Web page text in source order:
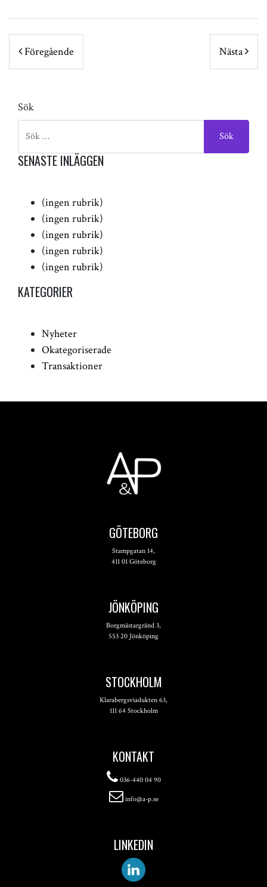
POST NAVIGATION
Föregående Nästa
Sök
SENASTE INLÄGGEN
(ingen rubrik)
(ingen rubrik)
(ingen rubrik)
(ingen rubrik)
(ingen rubrik)
KATEGORIER
Nyheter
Okategoriserade
Transaktioner
GÖTEBORG
Stampgatan 14,
411 01 Göteborg
JÖNKÖPING
Borgmästargränd 3,
553 20 Jönköping
STOCKHOLM
Klarabergsviadukten 63,
111 64 Stockholm
KONTAKT
036-440 04 90
info@a-p.se
LINKEDIN